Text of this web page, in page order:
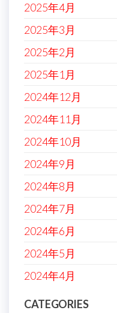
2025年4月
2025年3月
2025年2月
2025年1月
2024年12月
2024年11月
2024年10月
2024年9月
2024年8月
2024年7月
2024年6月
2024年5月
2024年4月
CATEGORIES